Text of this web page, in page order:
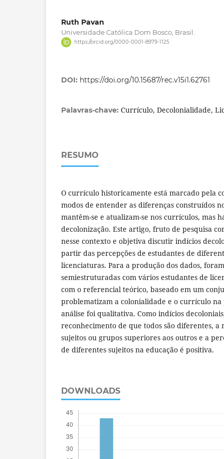
Ruth Pavan
Universidade Católica Dom Bosco, Brasil.
https://orcid.org/0000-0001-8979-1125
DOI: https://doi.org/10.15687/rec.v15i1.62761
Palavras-chave: Currículo, Decolonialidade,
RESUMO
O currículo historicamente está marcado pela
modos de entender as diferenças construídos
mantêm-se e atualizam-se nos currículos, mas
decolonização. Este artigo, fruto de pesquisa
nesse contexto e objetiva discutir indícios
partir das percepções de estudantes de
licenciaturas. Para a produção dos dados,
semiestruturadas com vários estudantes de
com o referencial teórico, baseado em um
problematizam a colonialidade e o currículo
análise foi qualitativa. Como indícios
reconhecimento de que todos são diferentes, a
sujeitos ou grupos superiores aos outros e a
de diferentes sujeitos na educação é positiva.
DOWNLOADS